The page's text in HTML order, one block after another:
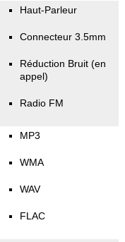
Haut-Parleur
Connecteur 3.5mm
Réduction Bruit (en
appel)
Radio FM
MP3
WMA
WAV
FLAC